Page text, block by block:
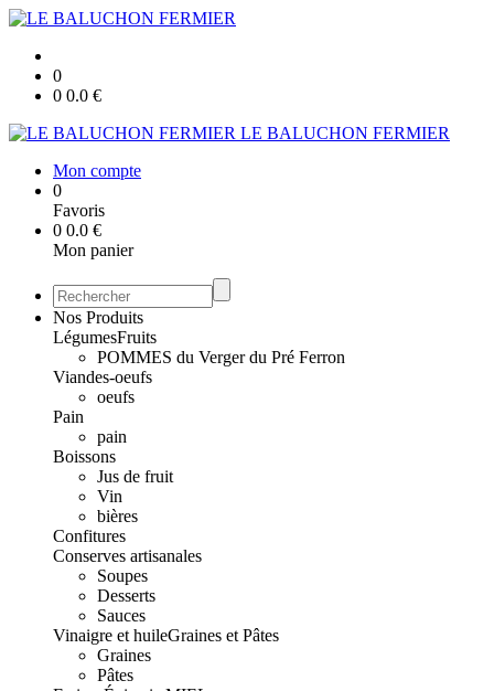
0
0 0.0 €
LE BALUCHON FERMIER
Mon compte
0
Favoris
0 0.0 €
Mon panier
Nos Produits
LégumesFruits
POMMES du Verger du Pré Ferron
Viandes-oeufs
oeufs
Pain
pain
Boissons
Jus de fruit
Vin
bières
Confitures
Conserves artisanales
Soupes
Desserts
Sauces
Vinaigre et huileGraines et Pâtes
Graines
Pâtes